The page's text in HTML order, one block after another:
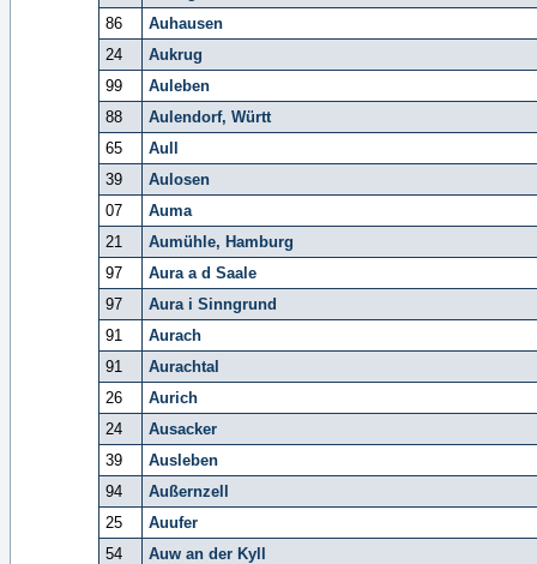
86
Auhausen
24
Aukrug
99
Auleben
88
Aulendorf, Württ
65
Aull
39
Aulosen
07
Auma
21
Aumühle, Hamburg
97
Aura a d Saale
97
Aura i Sinngrund
91
Aurach
91
Aurachtal
26
Aurich
24
Ausacker
39
Ausleben
94
Außernzell
25
Auufer
54
Auw an der Kyll